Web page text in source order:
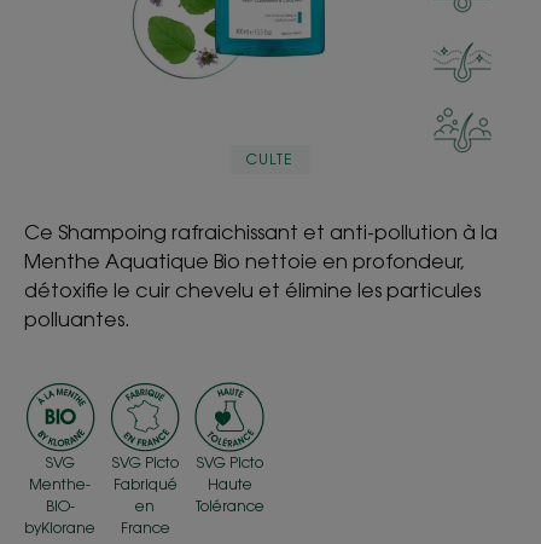
CULTE
Ce Shampoing rafraichissant et anti-pollution à la
Menthe Aquatique Bio nettoie en profondeur,
détoxifie le cuir chevelu et élimine les particules
polluantes.
SVG
Menthe-
BIO-
byKlorane
SVG Picto
Fabriqué
en
France
SVG Picto
Haute
Tolérance